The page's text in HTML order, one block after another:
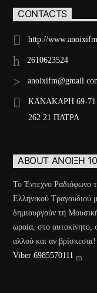
CONTACTS
http://
2610623524
ΚΑΝΑΚΑΡΗ 69-71
262 21 ΠΑΤΡΑ
ABOUT ΆΝΟΙΞΗ
Το Έντεχνο Ραδιόφωνο
Ελληνικού Τραγουδιού
δημιουργούν τη
ωραία, στο αυτοκίνητο,
αλλού και αν
Viber 6985570111